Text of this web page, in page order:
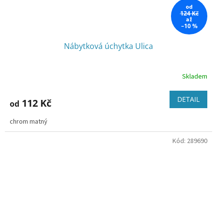
od
124 Kč
až
–10 %
Nábytková úchytka Ulica
Skladem
od 112 Kč DETAIL
chrom matný
Kód: 289690